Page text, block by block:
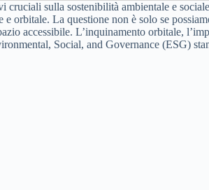
sulla sostenibilità ambientale e
orbitale. La questione non è solo se
accessibile. L’inquinamento orbitale,
Social, and Governance (ESG)